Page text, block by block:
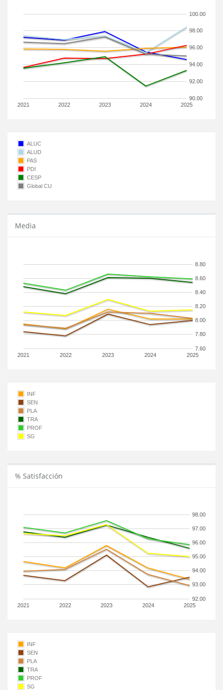
2021 2022 2023 2024 2025
90.00
92.00
94.00
96.00
98.00
100.00
ALUC
ALUD
PAS
PDI
CESP
Global CU
Media
2021 2022 2023 2024 2025
7.60
7.80
8.00
8.20
8.40
8.60
8.80
INF
SEN
PLA
TRA
PROF
SG
% Satisfacción
2021 2022 2023 2024 2025
92.00
93.00
94.00
95.00
96.00
97.00
98.00
INF
SEN
PLA
TRA
PROF
SG